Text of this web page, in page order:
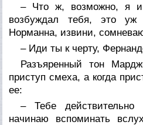
– Что ж, возможно, я
возбуждал тебя, это
Норманна, извини,
– Иди ты к черту,
Разъяренный тон
приступ смеха, а когда
ее:
– Тебе
начинаю вспоминать